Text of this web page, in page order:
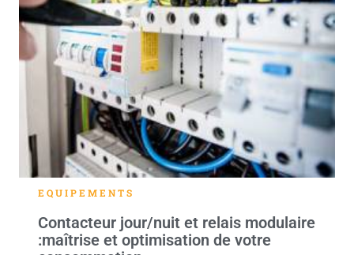
EQUIPEMENTS
:maîtrise et optimisation de votre
consommation